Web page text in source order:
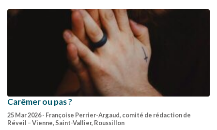
Carêmer ou pas ?
25 Mar 2026- Françoise Perrier-Argaud, comité de rédaction de
Réveil – Vienne, Saint-Vallier, Roussillon